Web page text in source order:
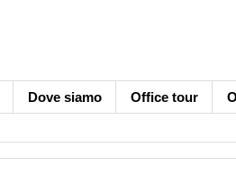
Dove siamo Office tour